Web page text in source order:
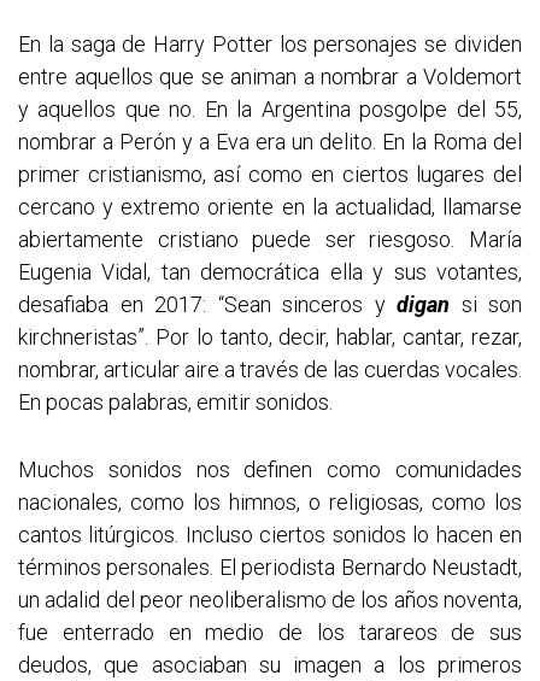
En la saga de Harry Potter los personajes se dividen
entre aquellos que se animan a nombrar a Voldemort
y aquellos que no. En la Argentina posgolpe del 55,
nombrar a Perón y a Eva era un delito. En la Roma del
primer cristianismo, así como en ciertos lugares del
cercano y extremo oriente en la actualidad, llamarse
abiertamente cristiano puede ser riesgoso. María
Eugenia Vidal, tan democrática ella y sus votantes,
desafiaba en 2017: “Sean sinceros y digan si son
kirchneristas”. Por lo tanto, decir, hablar, cantar, rezar,
nombrar, articular aire a través de las cuerdas vocales.
En pocas palabras, emitir sonidos.
Muchos sonidos nos definen como comunidades
nacionales, como los himnos, o religiosas, como los
cantos litúrgicos. Incluso ciertos sonidos lo hacen en
términos personales. El periodista Bernardo Neustadt,
un adalid del peor neoliberalismo de los años noventa,
fue enterrado en medio de los tarareos de sus
deudos, que asociaban su imagen a los primeros